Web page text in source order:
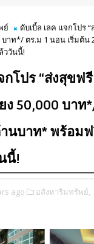
ย์
ดับเบิ้ล เลค แจกโปร
บาท*/ ตร.ม 1 นอน เริ่มต้
ววันนี้!
กโปร “ส่งสุขฟ
ง 50,000 บา
นบาท* พร้อมฟ
นี้!
ago อสังหาริมทรัพย์,